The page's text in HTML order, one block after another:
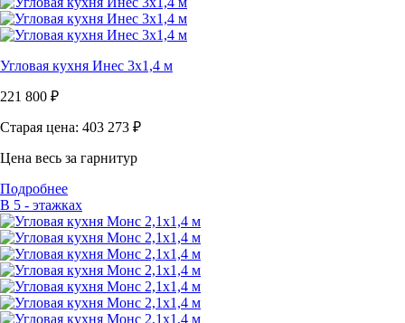
Угловая кухня Инес 3х1,4 м
221 800 ₽
Старая цена: 403 273 ₽
Цена весь за гарнитур
Подробнее
В 5 - этажках